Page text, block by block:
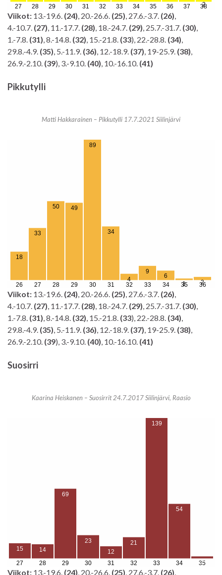
Viikot: 13.-19.6. (24), 20.-26.6. (25), 27.6.-3.7. (26),
4.-10.7. (27), 11.-17.7. (28), 18.-24.7. (29), 25.7.-31.7. (30),
1.-7.8. (31), 8.-14.8. (32), 15.-21.8. (33), 22.-28.8. (34),
29.8.-4.9. (35), 5.-11.9. (36), 12.-18.9. (37), 19-25.9. (38),
26.9.-2.10. (39), 3.-9.10. (40), 10.-16.10. (41)
Pikkutylli
Matti Hakkarainen – Pikkutylli 17.7.2021 Siilinjärvi
Viikot: 13.-19.6. (24), 20.-26.6. (25), 27.6.-3.7. (26),
4.-10.7. (27), 11.-17.7. (28), 18.-24.7. (29), 25.7.-31.7. (30),
1.-7.8. (31), 8.-14.8. (32), 15.-21.8. (33), 22.-28.8. (34),
29.8.-4.9. (35), 5.-11.9. (36), 12.-18.9. (37), 19-25.9. (38),
26.9.-2.10. (39), 3.-9.10. (40), 10.-16.10. (41)
Suosirri
Kaarina Heiskanen – Suosirrit 24.7.2017 Siilinjärvi, Raasio
Viikot: 13.-19.6. (24), 20.-26.6. (25), 27.6.-3.7. (26),